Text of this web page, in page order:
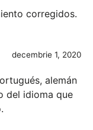
corregidos.
decembrie 1, 2020
alemán
del idioma que